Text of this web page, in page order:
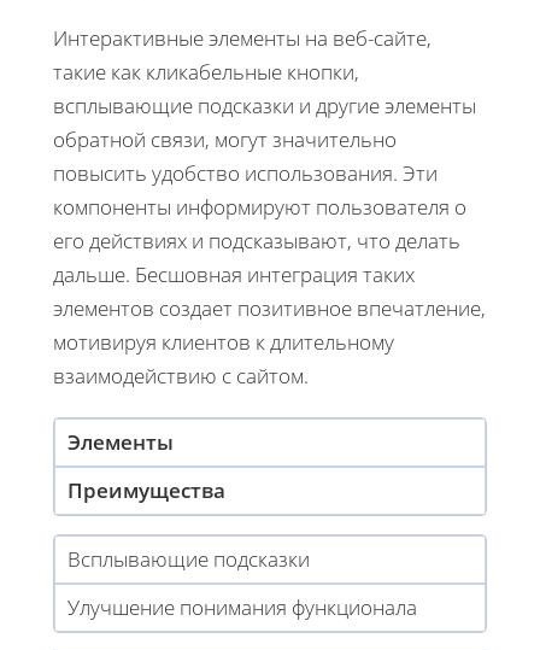
Интерактивные элементы на веб-сайте,
такие как кликабельные кнопки,
всплывающие подсказки и другие элементы
обратной связи, могут значительно
повысить удобство использования. Эти
компоненты информируют пользователя о
его действиях и подсказывают, что делать
дальше. Бесшовная интеграция таких
элементов создает позитивное впечатление,
мотивируя клиентов к длительному
взаимодействию с сайтом.
Элементы
Преимущества
Всплывающие подсказки
Улучшение понимания функционала